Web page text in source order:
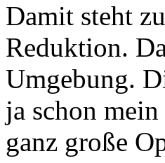
Damit steht
Reduktion.
Umgebung.
ja schon
ganz große